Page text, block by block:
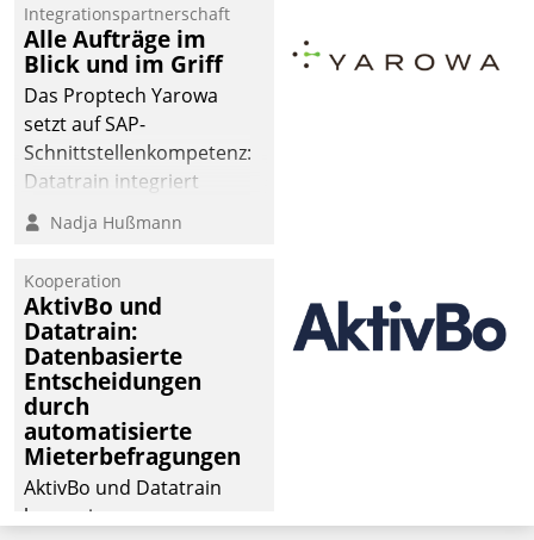
Integrationspartnerschaft
Alle Aufträge im
Blick und im Griff
Das Proptech Yarowa
setzt auf SAP-
Schnittstellenkompetenz:
Datatrain integriert
Yarowas Portal zur
Vergabe und Verwaltung
operativen
Instandhaltung in die
SAP-Systemlandschaft
deutscher
Wohnungsunternehmen
– und beschleunigt damit
den Weg vom
Mieteranliegen zum
Dienstleisterauftrag.
Nadja Hußmann
Kooperation
AktivBo und
Datatrain:
Datenbasierte
Entscheidungen
durch
automatisierte
Mieterbefragungen
AktivBo und Datatrain
kooperieren –